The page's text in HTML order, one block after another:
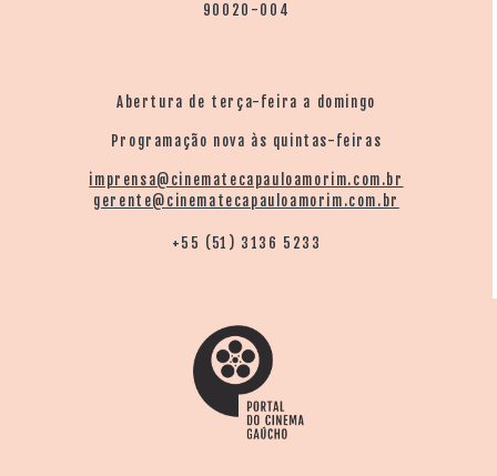
90020-004
Abertura de terça-feira a domingo
Programação nova às quintas-feiras
imprensa@cinematecapauloamorim.com.br
gerente@cinematecapauloamorim.com.br
+55 (51) 3136 5233